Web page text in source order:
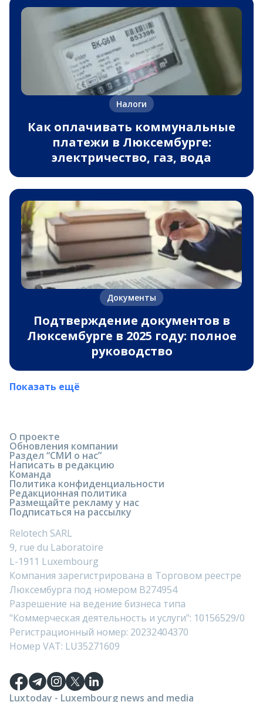
Налоги
Как оплачивать коммунальные
платежи в Люксембурге:
электричество, газ, вода
Документы
Подтверждение документов в
Люксембурге в 2025 году: полное
руководство
Показать ещё
О проекте
Обновления компании
Раздел “СМИ о нас”
Написать в редакцию
Команда
Политика конфиденциальности
Редакционная политика
Размещайте рекламу у нас
Подписаться на рассылку
Relotech SARL
9, rue du Laboratoire
L-1911 Luxembourg
Компания зарегистрирована в Торговом реестре
Люксембурга под номером B274954
Разрешение на ведение бизнеса типа
"Коммерческая деятельность и услуги": 10156529/0
Регистрационный номер: 20232404370
Номер VAT: LU35271609
Luxtoday - Luxembourg news and media